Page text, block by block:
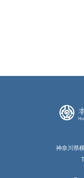
神奈川県